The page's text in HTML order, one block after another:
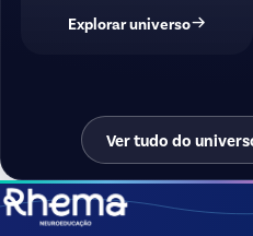
Explorar universo
Ver tudo do